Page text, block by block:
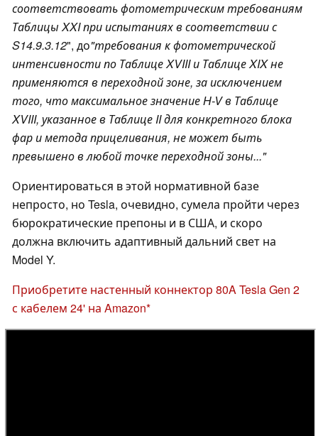
соответствовать фотометрическим требованиям
Таблицы XXI при испытаниях в соответствии с
S14.9.3.12", до"требования к фотометрической
интенсивности по Таблице XVIII и Таблице XIX не
применяются в переходной зоне, за исключением
того, что максимальное значение H-V в Таблице
XVIII, указанное в Таблице II для конкретного блока
фар и метода прицеливания, не может быть
превышено в любой точке переходной зоны..."
Ориентироваться в этой нормативной базе
непросто, но Tesla, очевидно, сумела пройти через
бюрократические препоны и в США, и скоро
должна включить адаптивный дальний свет на
Model Y.
Приобретите настенный коннектор 80A Tesla Gen 2
с кабелем 24' на Amazon